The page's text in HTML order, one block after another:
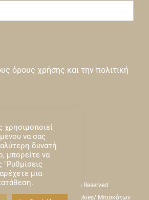
όρους χρήσης και την πολιτική
Copyright -
2026 | All Rights Reserved
Απορρήτου | Πολιτική Cookies/ Μπισκότων
χρησιμοποιεί
να σας
δυνατή
μπορείτε να
"Ρυθμίσεις
μια